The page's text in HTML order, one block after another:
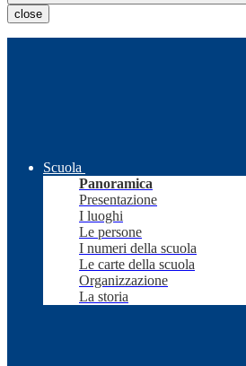
close
Scuola
Panoramica
Presentazione
I luoghi
Le persone
I numeri della scuola
Le carte della scuola
Organizzazione
La storia